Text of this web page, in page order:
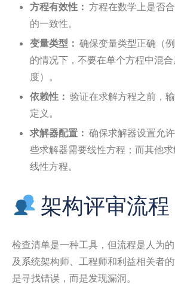
方程有效性： 方程在数学上是否
的一致性。
变量类型： 确保变量类型正确（
的情况下，不要在单个方程中混
度）。
依赖性： 验证在求解方程之前，
定义。
求解器配置： 确保求解器设置允
些求解器需要线性方程；而其他
线性方程。
架构评审流程
检查清单是一种工具，但流程是人为
及系统架构师、工程师和利益相关者
是寻找错误，而是发现漏洞。